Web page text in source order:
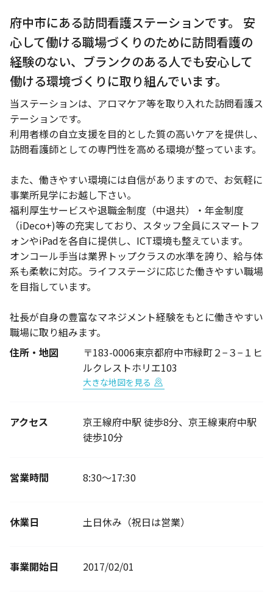
府中市にある訪問看護ステーションです。 安
心して働ける職場づくりのために訪問看護の
経験のない、ブランクのある人でも安心して
働ける環境づくりに取り組んでいます。
当ステーションは、アロマケア等を取り入れた訪問看護ス
テーションです。
利用者様の自立支援を目的とした質の高いケアを提供し、
訪問看護師としての専門性を高める環境が整っています。
また、働きやすい環境には自信がありますので、お気軽に
事業所見学にお越し下さい。
福利厚生サービスや退職金制度（中退共）・年金制度
（iDeco+)等の充実しており、スタッフ全員にスマートフ
ォンやiPadを各自に提供し、ICT環境も整えています。
オンコール手当は業界トップクラスの水準を誇り、給与体
系も柔軟に対応。ライフステージに応じた働きやすい職場
を目指しています。
社長が自身の豊富なマネジメント経験をもとに働きやすい
職場に取り組みます。
住所・地図
〒183-0006東京都府中市緑町２−３−１ヒ
ルクレストホリエ103
大きな地図を見る
アクセス
京王線府中駅 徒歩8分、京王線東府中駅
徒歩10分
営業時間 8:30〜17:30
休業日 土日休み（祝日は営業）
事業開始日 2017/02/01